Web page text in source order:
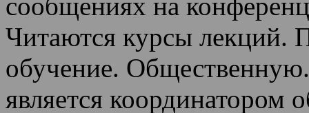
Читаются курсы лекций.
обучение.
является